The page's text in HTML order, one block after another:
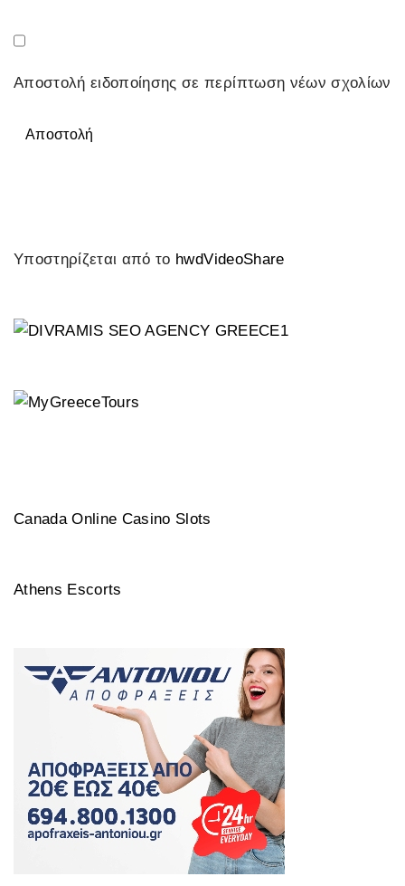
Αποστολή ειδοποίησης σε περίπτωση νέων σχολίων
Αποστολή
Υποστηρίζεται από το hwdVideoShare
Canada Online Casino Slots
Athens Escorts